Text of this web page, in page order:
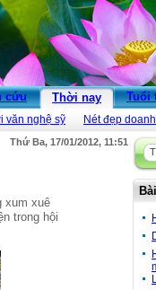
cứu Thời nay Tuổi
văn nghệ sỹ Nét đẹp
Thứ Ba, 17/01/2012, 11:51
xum xuê
n trong hội